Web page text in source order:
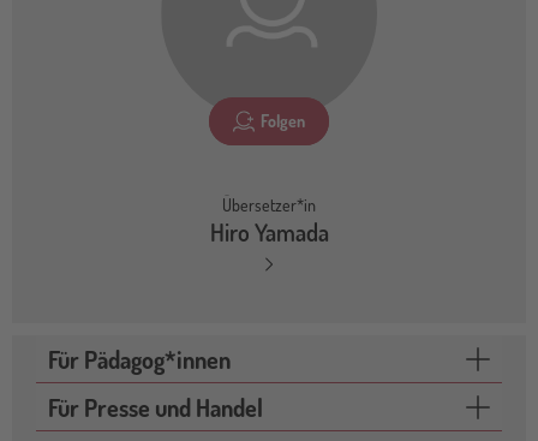
Folgen
Übersetzer*in
Hiro Yamada
Für Pädagog*innen
Für Presse und Handel